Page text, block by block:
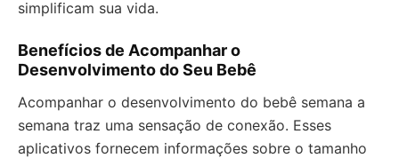
simplificam sua vida.
Benefícios de Acompanhar o
Desenvolvimento do Seu Bebê
Acompanhar o desenvolvimento do bebê semana a
semana traz uma sensação de conexão. Esses
aplicativos fornecem informações sobre o tamanho